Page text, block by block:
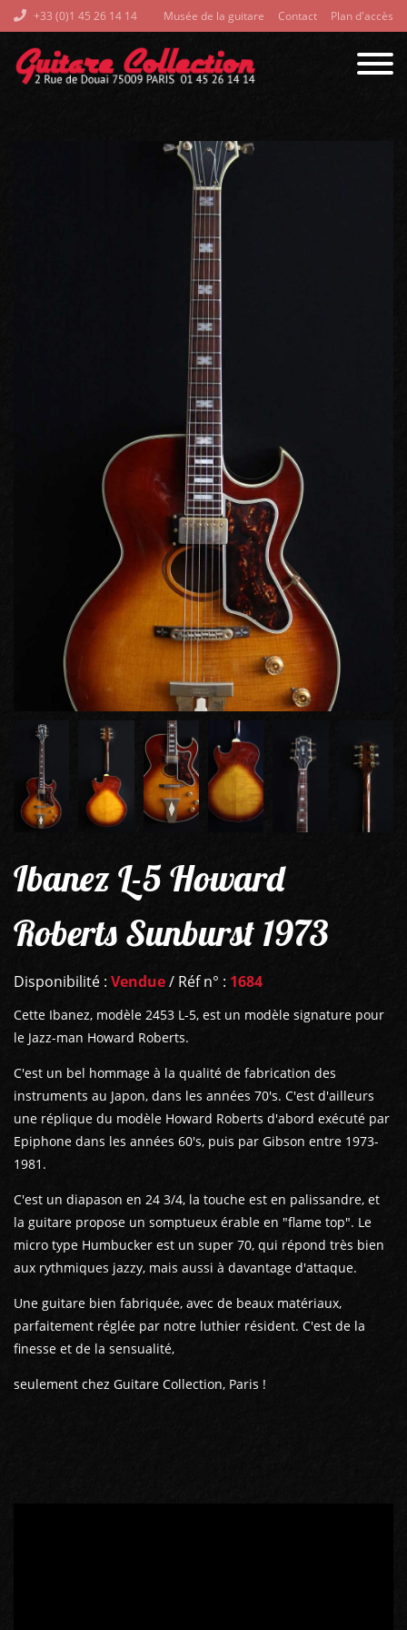
+33 (0)1 45 26 14 14 Musée de la guitare Contact Plan d'accès
Ibanez L-5 Howard
Roberts Sunburst 1973
Disponibilité : Vendue/ Réf n° : 1684
Cette Ibanez, modèle 2453 L-5, est un modèle signature pour
le Jazz-man Howard Roberts.
C'est un bel hommage à la qualité de fabrication des
instruments au Japon, dans les années 70's. C'est d'ailleurs
une réplique du modèle Howard Roberts d'abord exécuté par
Epiphone dans les années 60's, puis par Gibson entre 1973-
1981.
C'est un diapason en 24 3/4, la touche est en palissandre, et
la guitare propose un somptueux érable en "flame top". Le
micro type Humbucker est un super 70, qui répond très bien
aux rythmiques jazzy, mais aussi à davantage d'attaque.
Une guitare bien fabriquée, avec de beaux matériaux,
parfaitement réglée par notre luthier résident. C'est de la
finesse et de la sensualité,
seulement chez Guitare Collection, Paris !